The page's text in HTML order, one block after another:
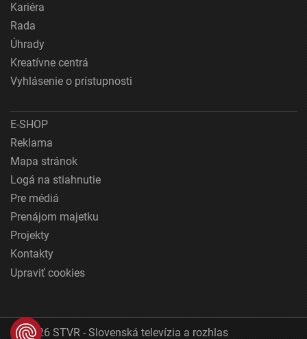
Kariéra
Rada
Úhrady
Kreatívne centrá
Vyhlásenie o prístupnosti
E-SHOP
Reklama
Mapa stránok
Logá na stiahnutie
Pre médiá
Prenájom majetku
Projekty
Kontakty
Upraviť cookies
© 2026 STVR - Slovenská televízia a rozhlas